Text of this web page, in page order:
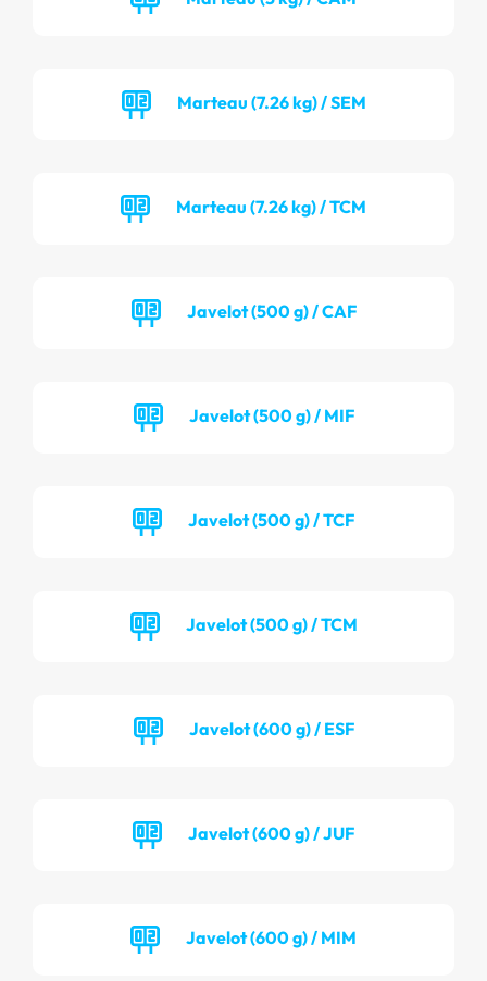
Marteau (7.26 kg) / SEM
Marteau (7.26 kg) / TCM
Javelot (500 g) / CAF
Javelot (500 g) / MIF
Javelot (500 g) / TCF
Javelot (500 g) / TCM
Javelot (600 g) / ESF
Javelot (600 g) / JUF
Javelot (600 g) / MIM